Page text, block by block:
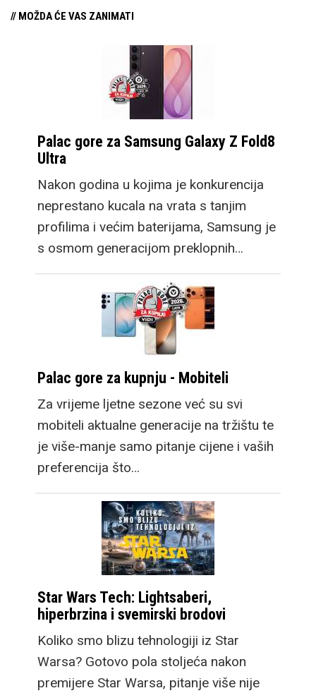
// MOŽDA ĆE VAS ZANIMATI
Palac gore za Samsung Galaxy Z Fold8
Ultra
Nakon godina u kojima je konkurencija
neprestano kucala na vrata s tanjim
profilima i većim baterijama, Samsung je
s osmom generacijom preklopnih…
Palac gore za kupnju - Mobiteli
Za vrijeme ljetne sezone već su svi
mobiteli aktualne generacije na tržištu te
je više-manje samo pitanje cijene i vaših
preferencija što…
Star Wars Tech: Lightsaberi,
hiperbrzina i svemirski brodovi
Koliko smo blizu tehnologiji iz Star
Warsa? Gotovo pola stoljeća nakon
premijere Star Warsa, pitanje više nije